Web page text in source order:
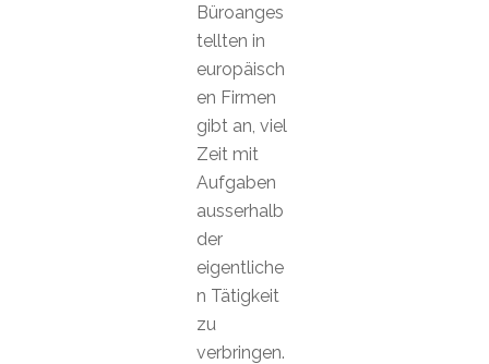
Büroanges
tellten in
europäisch
en Firmen
gibt an, viel
Zeit mit
Aufgaben
ausserhalb
der
eigentliche
n Tätigkeit
zu
verbringen.